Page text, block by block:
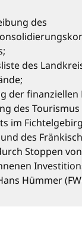
des
des
der
des
im
des
Stoppen
Hümmer